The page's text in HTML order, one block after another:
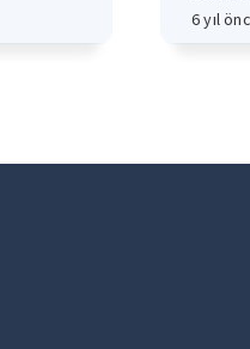
6 yıl